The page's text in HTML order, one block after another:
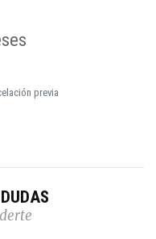
previa